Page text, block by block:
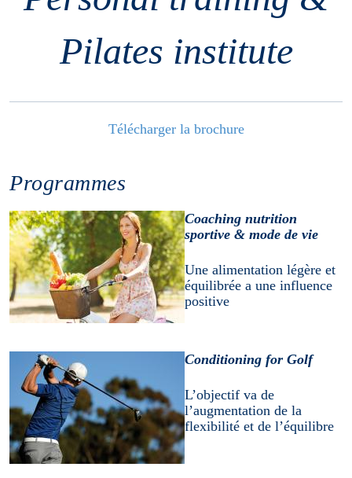
Pilates institute
Télécharger la brochure
Programmes
Coaching nutrition
sportive & mode de vie
Une alimentation légère et
équilibrée a une influence
positive
Conditioning for Golf
L’objectif va de
l’augmentation de la
flexibilité et de l’équilibre